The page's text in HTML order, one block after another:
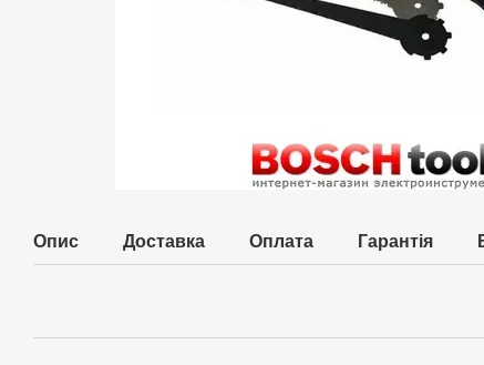
Опис Доставка Оплата Гарантія